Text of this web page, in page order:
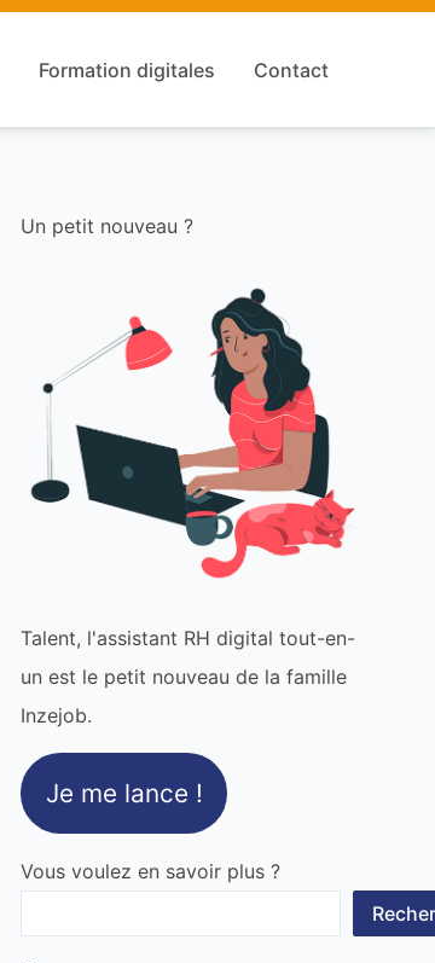
Formation digitales Contact
Un petit nouveau ?
Talent, l'assistant RH digital tout-en-
un est le petit nouveau de la famille
Inzejob.
Je me lance !
Vous voulez en savoir plus ?